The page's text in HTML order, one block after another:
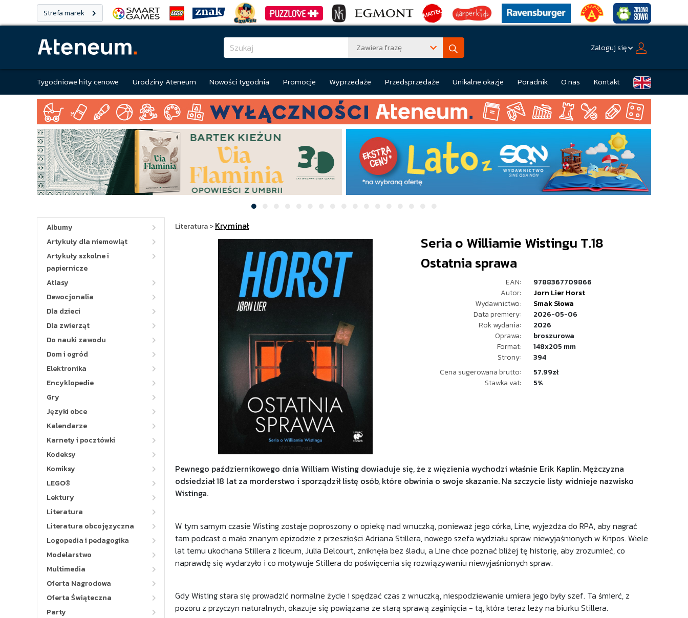
Strefa marek
Zawiera frazę Zaloguj się
Tygodniowe hity cenowe Urodziny Ateneum Nowości tygodnia Promocje Wyprzedaże Przedsprzedaże Unikalne okazje Poradnik O nas Kontakt
Albumy
Artykuły dla niemowląt
Artykuły szkolne i
papiernicze
Atlasy
Dewocjonalia
Dla dzieci
Dla zwierząt
Do nauki zawodu
Dom i ogród
Elektronika
Encyklopedie
Gry
Języki obce
Kalendarze
Karnety i pocztówki
Kodeksy
Komiksy
LEGO®
Lektury
Literatura
Literatura obcojęzyczna
Logopedia i pedagogika
Modelarstwo
Multimedia
Oferta Nagrodowa
Oferta Świąteczna
Party
Literatura>Kryminał
Seria o Williamie Wistingu T.18
Ostatnia sprawa
EAN:
9788367709866
Autor:
Jorn Lier Horst
Wydawnictwo:
Smak Słowa
Data premiery:
2026-05-06
Rok wydania:
2026
Oprawa:
broszurowa
Format:
148x205 mm
Strony:
394
Cena sugerowana brutto:
57.99zł
Stawka vat:
5%
Pewnego październikowego dnia William Wisting dowiaduje się, że z więzienia wychodzi właśnie Erik Kaplin. Mężczyzna
odsiedział 18 lat za morderstwo i sporządził listę osób, które obwinia o swoje skazanie. Na szczycie listy widnieje nazwisko
Wistinga.
W tym samym czasie Wisting zostaje poproszony o opiekę nad wnuczką, ponieważ jego córka, Line, wyjeżdża do RPA, aby nagrać
tam podcast o mało znanym epizodzie z przeszłości Adriana Stillera, nowego szefa wydziału spraw niewyjaśnionych w Kripos. Wiele
lat temu ukochana Stillera z liceum, Julia Delcourt, zniknęła bez śladu, a Line chce poznać bliżej tę historię, aby zrozumieć, co
naprawdę się wydarzyło i co motywuje Stillera do poświęcenia się rozwiązywaniu niewyjaśnionych spraw.
Gdy Wisting stara się prowadzić normalne życie i spędzać czas z wnuczką, niespodziewanie umiera jego były szef. Ta śmierć, z
pozoru z przyczyn naturalnych, okazuje się powiązana ze starą sprawą zaginięcia - tą, która teraz leży na biurku Stillera.